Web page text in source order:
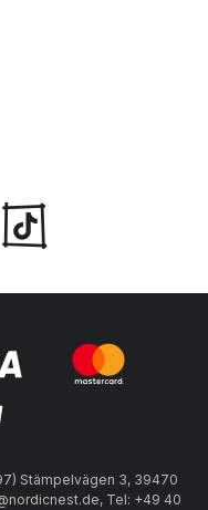
Stämpelvägen 3, 39470
Tel: +49 40